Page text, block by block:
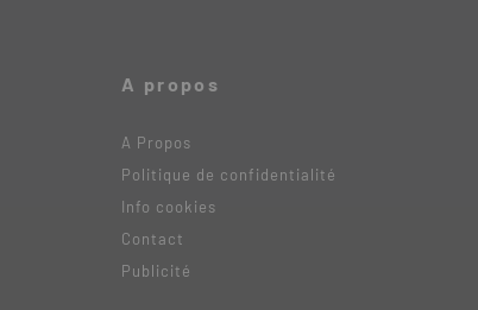
A propos
A Propos
Politique de confidentialité
Info cookies
Contact
Publicité